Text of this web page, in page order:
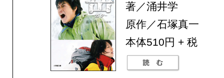
著／涌井学
原作／石塚真一
本体510円 + 税